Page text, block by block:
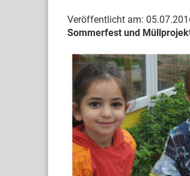
Veröffentlicht am:
Sommerfest und